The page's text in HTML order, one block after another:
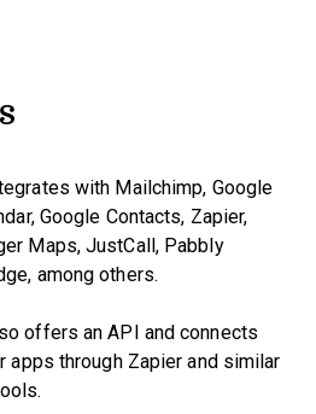
with Mailchimp, Google
Google Contacts, Zapier,
Maps, JustCall, Pabbly
among others.
offers an API and connects
apps through Zapier and similar